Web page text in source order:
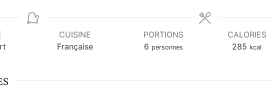
n
t
n
n
u
t
CUISINE
Française
PORTIONS
6 personnes
CALORIES
285 kcal